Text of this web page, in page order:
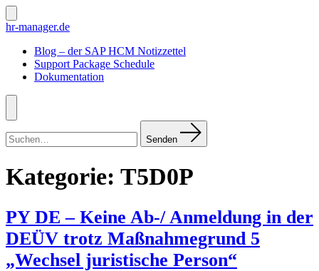
Zum
Inhalt
Suche
ein-/ausblenden
hr-manager.de
Blog – der SAP HCM Notizzettel
Support Package Schedule
Dokumentation
Menü
nach:
Senden
Kategorie: T5D0P
PY DE – Keine Ab-/ Anmeldung in der
DEÜV trotz Maßnahmegrund 5
„Wechsel juristische Person“